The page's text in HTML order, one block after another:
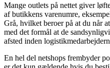
Mange outlets på nettet giver
af butikkens varenumre,
Grå, hvilket beroer på at du når
med det formål at de
afsted inden
En hel del netshops frembyder